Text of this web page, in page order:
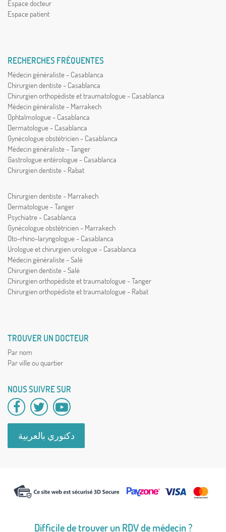
Espace docteur
Espace patient
RECHERCHES FRÉQUENTES
Médecin généraliste - Casablanca
Chirurgien dentiste - Casablanca
Chirurgien orthopédiste et traumatologue - Casablanca
Médecin généraliste - Marrakech
Ophtalmologue - Casablanca
Dermatologue - Casablanca
Gynécologue obstétricien - Casablanca
Médecin généraliste - Tanger
Gastrologue entérologue - Casablanca
Chirurgien dentiste - Rabat
Chirurgien dentiste - Marrakech
Dermatologue - Tanger
Psychiatre - Casablanca
Gynécologue obstétricien - Marrakech
Oto-rhino-laryngologue - Casablanca
Urologue et chirurgien urologue - Casablanca
Médecin généraliste - Salé
Chirurgien dentiste - Salé
Chirurgien orthopédiste et traumatologue - Tanger
Chirurgien orthopédiste et traumatologue - Rabat
TROUVER UN DOCTEUR
Par nom
Par ville ou quartier
NOUS SUIVRE SUR
دكتوري بالعربية
Difficile de trouver un RDV de médecin ?